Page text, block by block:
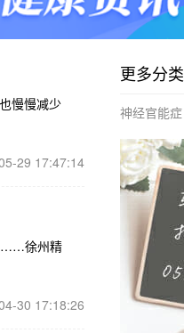
慢慢减少
29 17:47:14
……徐州精
30 17:18:26
更多分类
神经官能症